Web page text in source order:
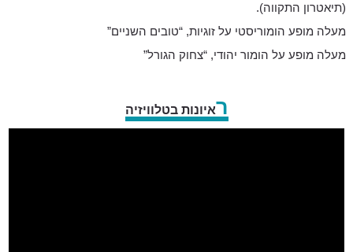
(תיאטרון התקווה).
מעלה מופע הומוריסטי על זוגיות, “טובים השניים”
מעלה מופע על הומור יהודי, “צחוק הגורל”
ראיונות בטלוויזיה